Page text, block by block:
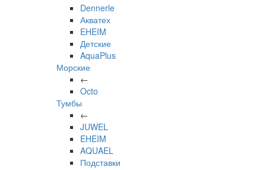
Dennerle
Акватех
EHEIM
Детские
AquaPlus
Морские
←
Octo
Тумбы
←
JUWEL
EHEIM
AQUAEL
Подставки